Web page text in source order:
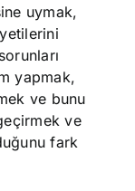
uymak,
yapmak,
ve bunu
ve
fark